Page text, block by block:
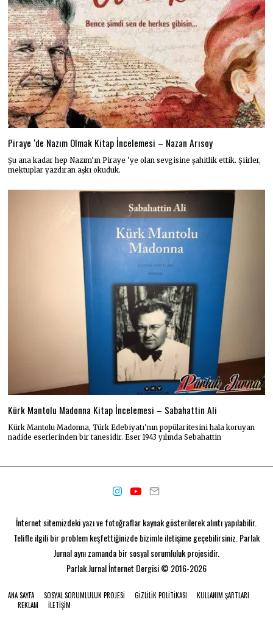
Piraye ‘de Nazım Olmak Kitap İncelemesi – Nazan Arısoy
Şu ana kadar hep Nazım’ın Piraye ’ye olan sevgisine şahitlik ettik. Şiirler,
mektuplar yazdıran aşkı okuduk.
Kürk Mantolu Madonna Kitap İncelemesi – Sabahattin Ali
Kürk Mantolu Madonna, Türk Edebiyatı’nın popülaritesini hala koruyan
nadide eserlerinden bir tanesidir. Eser 1943 yılında Sebahattin
İnternet sitemizdeki yazı ve fotoğraflar kaynak gösterilerek alıntı yapılabilir.
Telifle ilgili bir problem keşfettiğinizde bizimle iletişime geçebilirsiniz. Parlak
Jurnal aynı zamanda birsosyal sorumluluk projesidir.
Parlak Jurnalİnternet Dergisi © 2016-2026
ANA SAYFA SOSYAL SORUMLULUK PROJESI GIZLILIK POLITIKASI
KULLANIM ŞARTLARI
REKLAM
İLETIŞIM